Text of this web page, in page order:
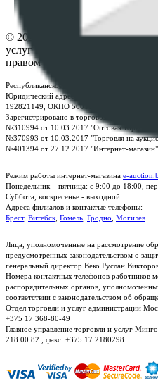
© 2026 Республиканское
услуг "БелЮрОбеспечение" -
правом
Республиканское унитарное предприятие
Юридический адрес: г. Минск, пр-т.
192821149, ОКПО 500111895000
Зарегистрировано в торговом реестре
№310994 от 10.03.2017 "Оптовая торговля
№370993 от 10.03.2017 "Торговля на
№401394 от 27.12.2017 "Интернет-магазин".
Режим работы интернет-магазина e-
Понедельник – пятница: с 9:00 до 18:00,
Суббота, воскресенье - выходной
Адреса филиалов и контактые телефоны:
Брест, Витебск Гомель Гродно Могилёв
Лица, уполномоченные на рассмотрение
предусмотренных законодательством о
генеральный директор Веко Руслан
Номера контактных телефонов работников
распорядительных органов,
соответствии с законодательством об
Отдел торговли и услуг администрации
+375 17 368-80-49
Главное управление торговли и услуг
218 00 82 , факс: +375 17 2180298